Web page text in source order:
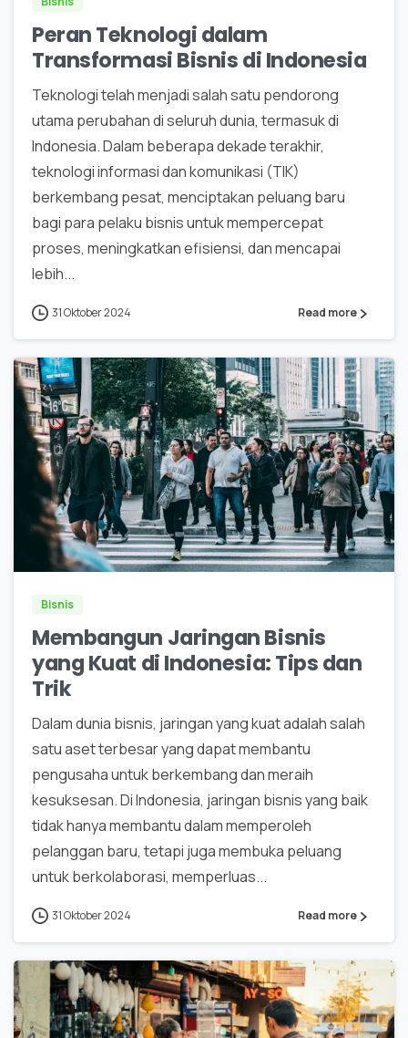
Peran Teknologi dalam
Transformasi Bisnis di Indonesia
Teknologi telah menjadi salah satu pendorong
utama perubahan di seluruh dunia, termasuk di
Indonesia. Dalam beberapa dekade terakhir,
teknologi informasi dan komunikasi (TIK)
berkembang pesat, menciptakan peluang baru
bagi para pelaku bisnis untuk mempercepat
proses, meningkatkan efisiensi, dan mencapai
lebih...
31 Oktober 2024 Read more
0
Bisnis
Membangun Jaringan Bisnis
yang Kuat di Indonesia: Tips dan
Trik
Dalam dunia bisnis, jaringan yang kuat adalah salah
satu aset terbesar yang dapat membantu
pengusaha untuk berkembang dan meraih
kesuksesan. Di Indonesia, jaringan bisnis yang baik
tidak hanya membantu dalam memperoleh
pelanggan baru, tetapi juga membuka peluang
untuk berkolaborasi, memperluas...
31 Oktober 2024 Read more